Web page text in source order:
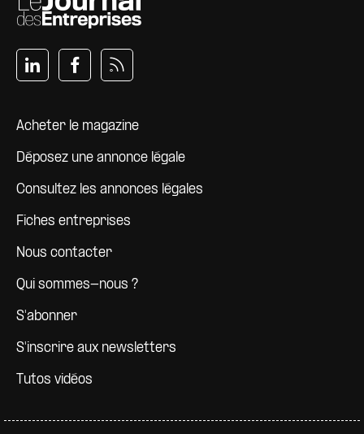
Pied de page
Acheter le magazine
Déposez une annonce légale
Consultez les annonces légales
Fiches entreprises
Nous contacter
Qui sommes-nous ?
S'abonner
S'inscrire aux newsletters
Tutos vidéos